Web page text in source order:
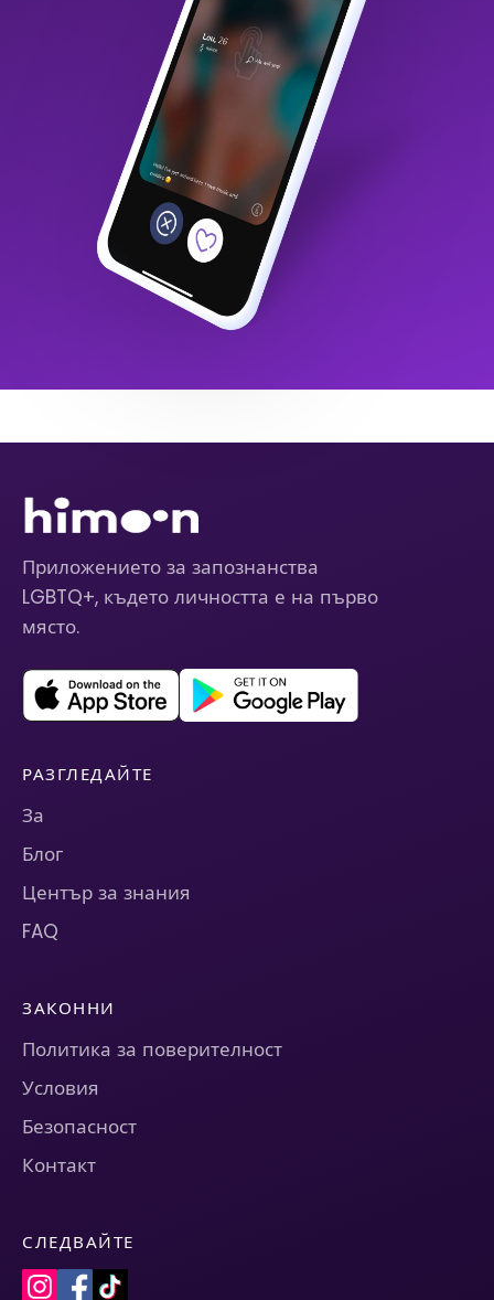
Приложението за запознанства
LGBTQ+, където личността е на първо
място.
РАЗГЛЕДАЙТЕ
За
Блог
Център за знания
FAQ
ЗАКОННИ
Политика за поверителност
Условия
Безопасност
Контакт
СЛЕДВАЙТЕ